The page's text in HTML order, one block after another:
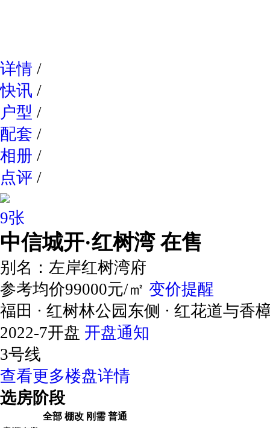
详情 /
快讯 /
户型 /
配套 /
相册 /
点评 /
9张
中信城开·红树湾 在售
别名： 左岸红树湾府
参考均价99000元/㎡ 变价提醒
福田 · 红树林公园东侧 · 红花道与香
2022-7开盘 开盘通知
3号线
查看更多楼盘详情
选房阶段
全部 棚改 刚需 普通